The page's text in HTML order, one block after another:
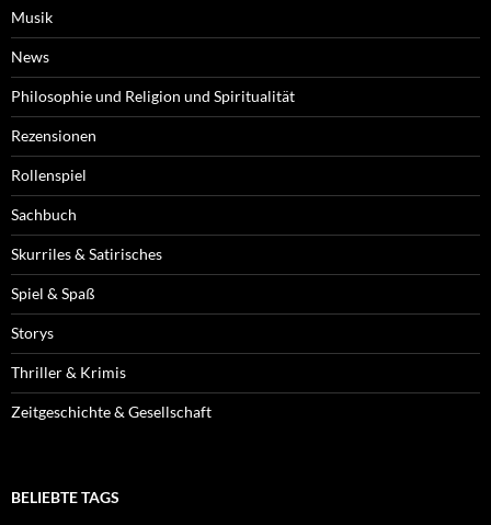
Musik
News
Philosophie und Religion und Spiritualität
Rezensionen
Rollenspiel
Sachbuch
Skurriles & Satirisches
Spiel & Spaß
Storys
Thriller & Krimis
Zeitgeschichte & Gesellschaft
BELIEBTE TAGS